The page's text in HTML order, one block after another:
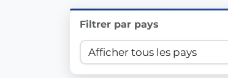
Filtrer par pays